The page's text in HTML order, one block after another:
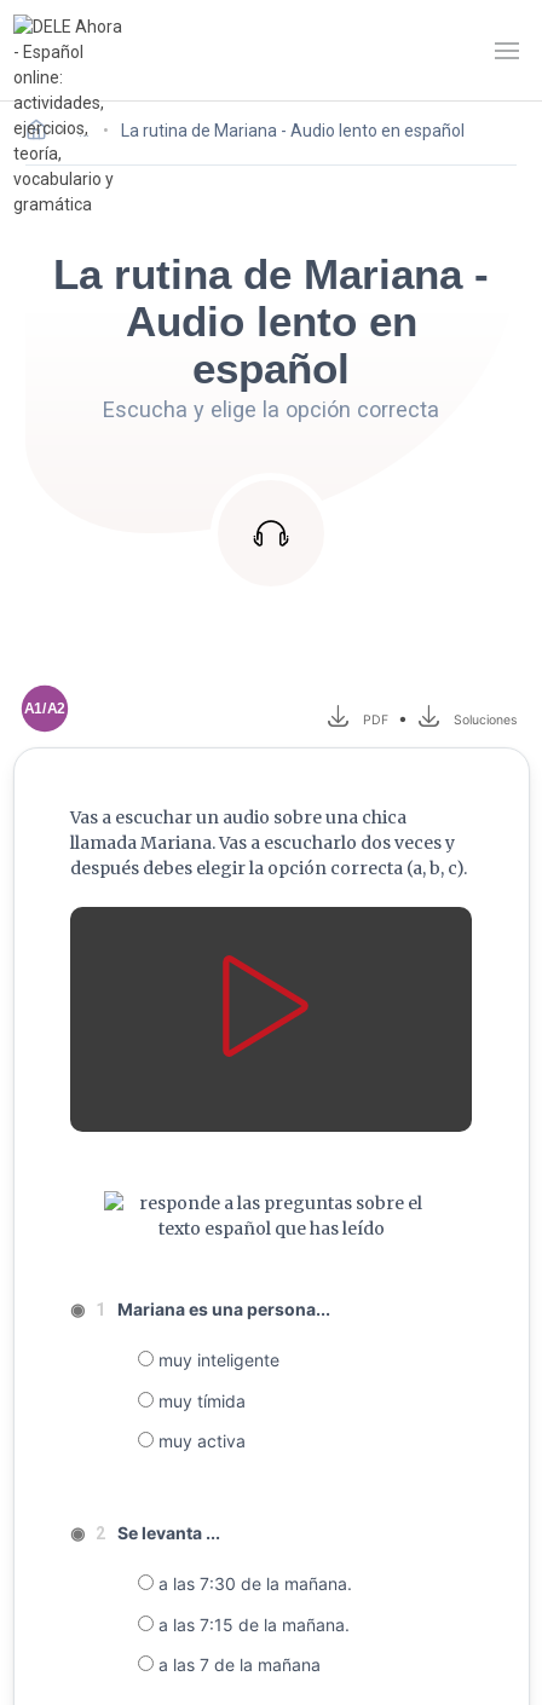
… La rutina de Mariana - Audio lento en español
La rutina de Mariana -
Audio lento en
español
Escucha y elige la opción correcta
A1/A2
PDF • Soluciones
Vas a escuchar un audio sobre una chica
llamada Mariana. Vas a escucharlo dos veces y
después debes elegir la opción correcta (a, b, c).
◉ 1 Mariana es una persona...
muy inteligente
muy tímida
muy activa
◉ 2 Se levanta ...
a las 7:30 de la mañana.
a las 7:15 de la mañana.
a las 7 de la mañana